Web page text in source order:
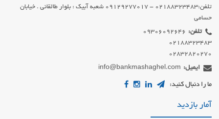
تلفن:02188323483 - 09129277017 شعبه آبیک : بلوار طالقانی . خیابان
حسامی
تلفن:
02832820270
ایمیل: info@bankmashaghel.com
ما را دنبال کنید:
آمار بازدید